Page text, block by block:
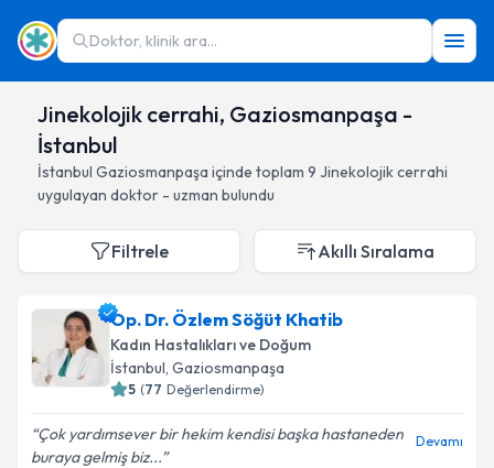
Doktor, klinik ara...
Jinekolojik cerrahi, Gaziosmanpaşa -
İstanbul
İstanbul Gaziosmanpaşa içinde toplam 9 Jinekolojik cerrahi
uygulayan doktor - uzman bulundu
Filtrele Akıllı Sıralama
Op. Dr. Özlem Söğüt Khatib
Kadın Hastalıkları ve Doğum
İstanbul, Gaziosmanpaşa
5 (77 Değerlendirme)
Çok yardımsever bir hekim kendisi başka hastaneden
buraya gelmiş biz...
Devamı